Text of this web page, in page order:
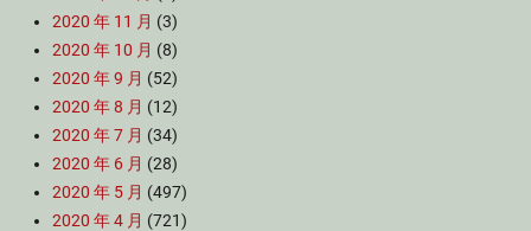
2020 年 11 月 (3)
2020 年 10 月 (8)
2020 年 9 月 (52)
2020 年 8 月 (12)
2020 年 7 月 (34)
2020 年 6 月 (28)
2020 年 5 月 (497)
2020 年 4 月 (721)